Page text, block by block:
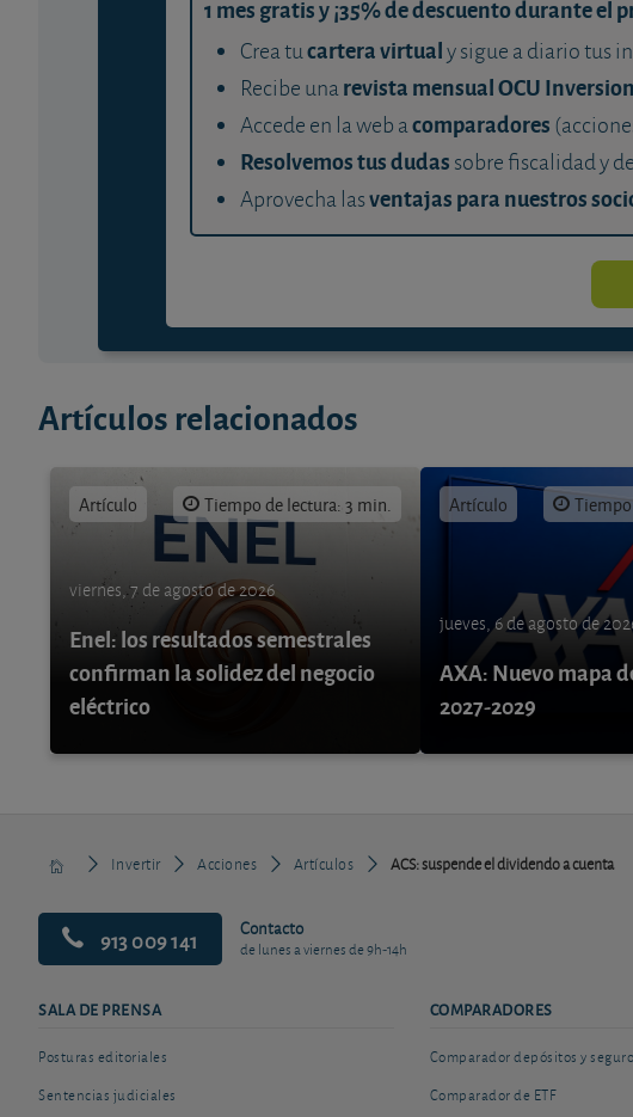
1 mes gratis y ¡35% de descuento durante el
Crea tucartera virtualy sigue a diario tus
Recibe unarevista mensual OCU
Accede en la web acomparadores
Resolvemos tus dudas sobre fiscalidad y
Aprovecha lasventajas para nuestros
Artículos relacionados
Artículo Tiempo de lectura: 3 min.
viernes, 7 de agosto de 2026
Enel: los resultados semestrales
confirman la solidez del negocio
eléctrico
Artículo
jueves, 6 de agosto de
AXA: Nuevo mapa
2027-2029
Invertir Acciones Artículos ACS: suspende el dividendo a cuenta
913 009 141 Contacto
de lunes a viernes de 9h-14h
SALA DE PRENSA
Posturas editoriales
Sentencias judiciales
COMPARADORES
Comparador depósitos y
Comparador de ETF